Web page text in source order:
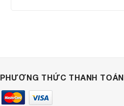
PHƯƠNG THỨC THANH TOÁN